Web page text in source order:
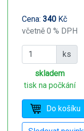
Cena: 340 Kč
včetně 0 % DPH
ks
skladem
tisk na počkání